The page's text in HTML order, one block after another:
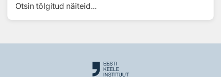
Otsin tõlgitud näiteid...